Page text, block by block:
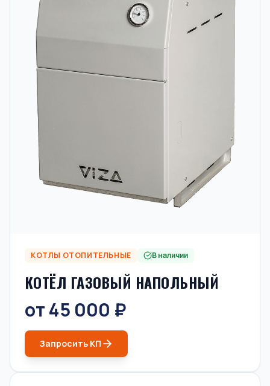
КОТЛЫ ОТОПИТЕЛЬНЫЕ В наличии
КОТЁЛ ГАЗОВЫЙ НАПОЛЬНЫЙ
от 45 000 ₽
Запросить КП